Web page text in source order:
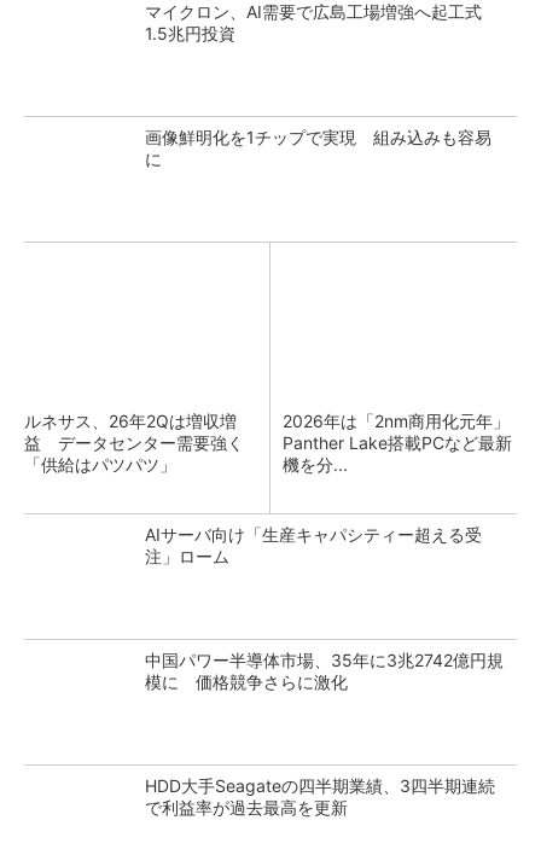
マイクロン、AI需要で広島工場増強へ起工式
1.5兆円投資
画像鮮明化を1チップで実現 組み込みも容易
に
ルネサス、26年2Qは増収増
益 データセンター需要強く
「供給はパツパツ」
2026年は「2nm商用化元年」
Panther Lake搭載PCなど最新
機を分...
AIサーバ向け「生産キャパシティー超える受
注」ローム
中国パワー半導体市場、35年に3兆2742億円規
模に 価格競争さらに激化
HDD大手Seagateの四半期業績、3四半期連続
で利益率が過去最高を更新